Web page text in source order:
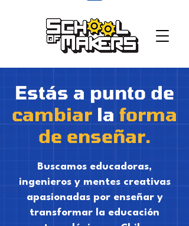
Estás a punto de
cambiar la forma
de enseñar.
Buscamos educadoras,
ingenieros y mentes creativas
apasionadas por enseñar y
transformar la educación